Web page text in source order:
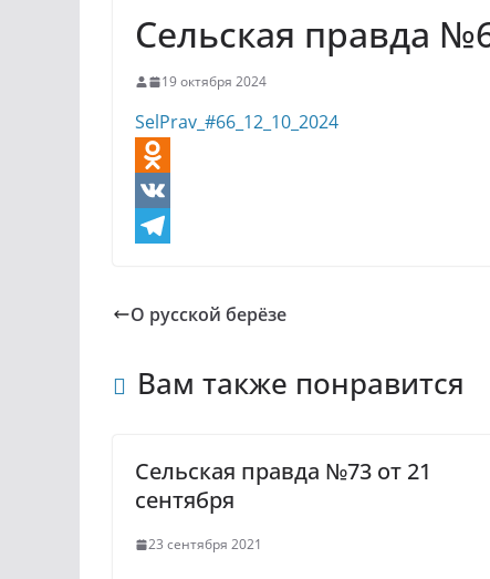
Сельская правда
19 октября 2024
SelPrav_#66_12_10_2024
O
d
s
n
i
V
e
a
m
О русской берёзе
Вам также понравится
Сельская правда №73 от 21
сентября
23 сентября 2021